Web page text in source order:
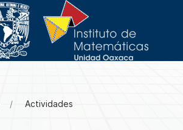
Actividades